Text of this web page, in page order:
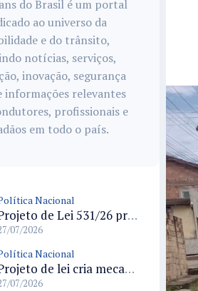
do Brasil é um portal
ao universo da
e do trânsito,
notícias, serviços,
inovação, segurança
informações relevantes
profissionais e
em todo o país.
Nacional
Projeto de Lei 531/26 propõe política nacional para combater solidão social entre idosos
07/2026
Nacional
Projeto de lei cria mecanismos de proteção a vítimas de crimes raciais e prevê atendimento especializado
07/2026